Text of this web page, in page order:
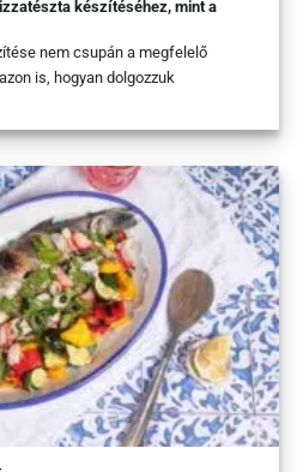
készítéséhez, mint a
nem csupán a megfelelő
is, hogyan dolgozzuk